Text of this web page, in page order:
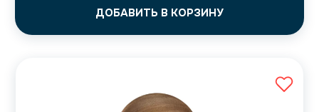
ДОБАВИТЬ В КОРЗИНУ